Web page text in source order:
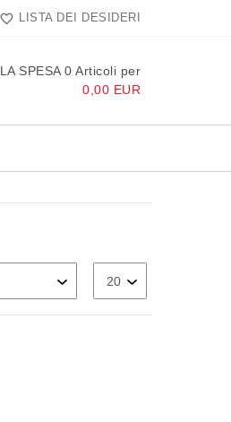
LISTA DEI DESIDERI
SPESA 0 Articoli per
0,00 EUR